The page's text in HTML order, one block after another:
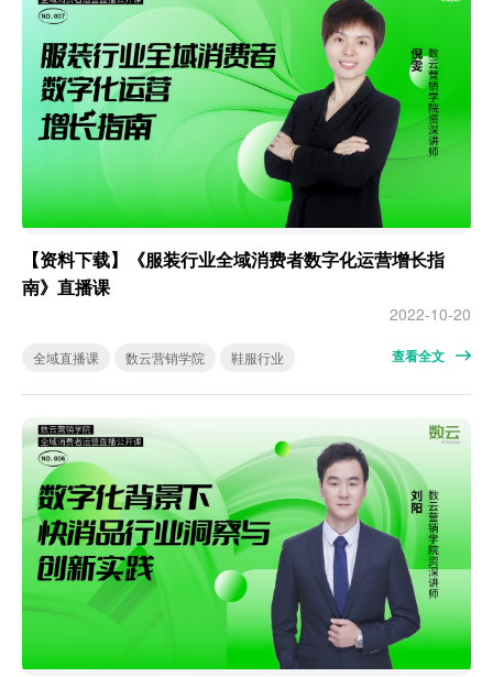
【资料下载】《服装行业全域消费者数字化运营增长指
南》直播课
2022-10-20
全域直播课 数云营销学院 鞋服行业 查看全文